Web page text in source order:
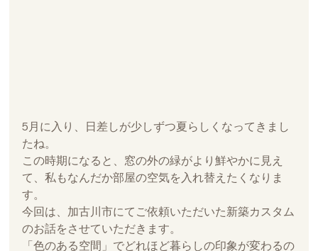
5月に入り、日差しが少しずつ夏らしくなってきまし
たね。
この時期になると、窓の外の緑がより鮮やかに見え
て、私もなんだか部屋の空気を入れ替えたくなりま
す。
今回は、加古川市にてご依頼いただいた新築カスタム
のお話をさせていただきます。
「色のある空間」でどれほど暮らしの印象が変わるの